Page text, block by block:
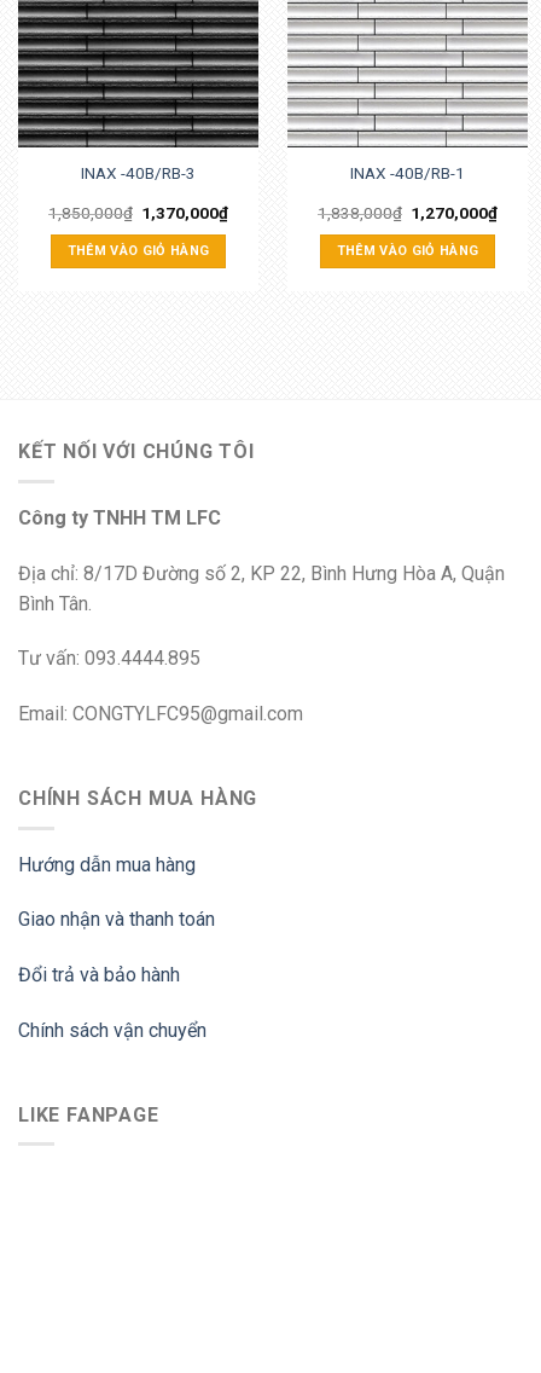
INAX -40B/RB-3
1,850,000₫ 1,370,000₫
THÊM VÀO GIỎ HÀNG
INAX -40B/RB-1
1,838,000₫ 1,270,000₫
THÊM VÀO GIỎ HÀNG
KẾT NỐI VỚI CHÚNG TÔI
Công ty TNHH TM LFC
Địa chỉ: 8/17D Đường số 2, KP 22, Bình Hưng Hòa A, Quận
Bình Tân.
Tư vấn: 093.4444.895
Email: CONGTYLFC95@gmail.com
CHÍNH SÁCH MUA HÀNG
Hướng dẫn mua hàng
Giao nhận và thanh toán
Đổi trả và bảo hành
Chính sách vận chuyển
LIKE FANPAGE